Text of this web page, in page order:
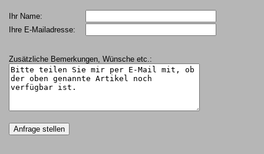
Ihr Name:
Ihre E-Mailadresse:
Zusätzliche Bemerkungen, Wünsche etc.: